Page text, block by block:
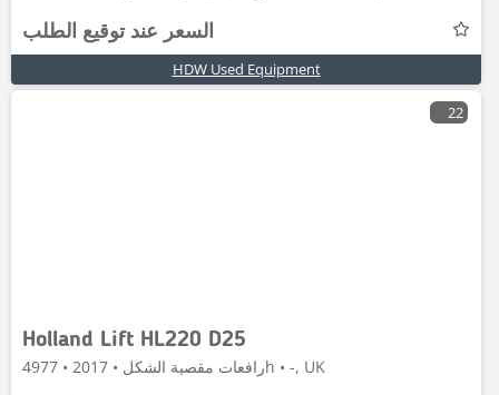
السعر عند توقيع الطلب
HDW Used Equipment
22
Holland Lift HL220 D25
رافعات مقصية الشكل • 2017 • 4977h • -, UK